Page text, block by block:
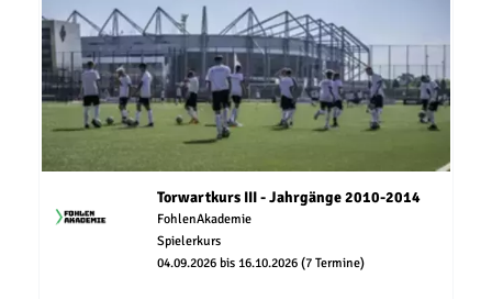
Torwartkurs III - Jahrgänge 2010-2014
FohlenAkademie
Spielerkurs
04.09.2026 bis 16.10.2026 (7 Termine)